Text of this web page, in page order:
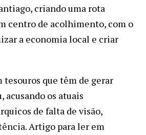
criando uma rota
centro de acolhimento, com o
a economia local e criar
tesouros que têm de gerar
acusando os atuais
de falta de visão,
Artigo para ler em